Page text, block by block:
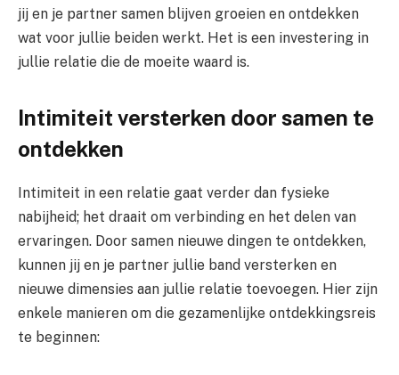
jij en je partner samen blijven groeien en ontdekken
wat voor jullie beiden werkt. Het is een investering in
jullie relatie die de moeite waard is.
Intimiteit versterken door samen te
ontdekken
Intimiteit in een relatie gaat verder dan fysieke
nabijheid; het draait om verbinding en het delen van
ervaringen. Door samen nieuwe dingen te ontdekken,
kunnen jij en je partner jullie band versterken en
nieuwe dimensies aan jullie relatie toevoegen. Hier zijn
enkele manieren om die gezamenlijke ontdekkingsreis
te beginnen: